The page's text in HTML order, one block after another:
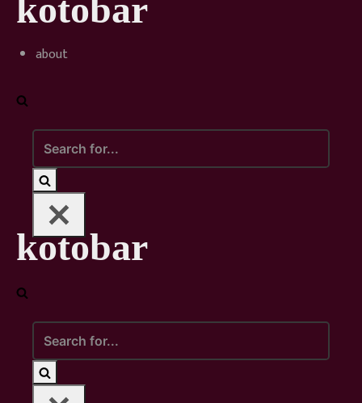
content
kotobar
about
Search
for...
kotobar
Search
for...